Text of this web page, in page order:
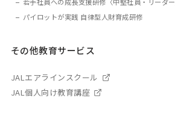
若手社員への成長支援研修〈中堅社員・リーダー
パイロットが実践 自律型人財育成研修
その他教育サービス
JALエアラインスクール
JAL個人向け教育講座